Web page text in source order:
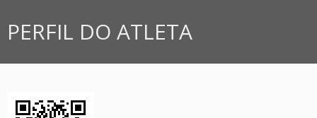
PERFIL DO ATLETA